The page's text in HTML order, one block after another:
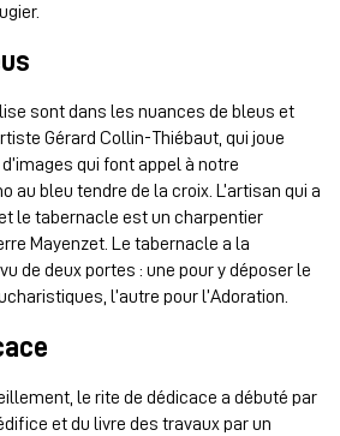
sont dans les nuances de bleus et
Gérard Collin-Thiébaut, qui joue
qui font appel à notre
au bleu tendre de la croix. L’artisan qui a
le tabernacle est un charpentier
Mayenzet. Le tabernacle a la
de deux portes : une pour y déposer le
l’autre pour l’Adoration.
le rite de dédicace a débuté par
et du livre des travaux par un